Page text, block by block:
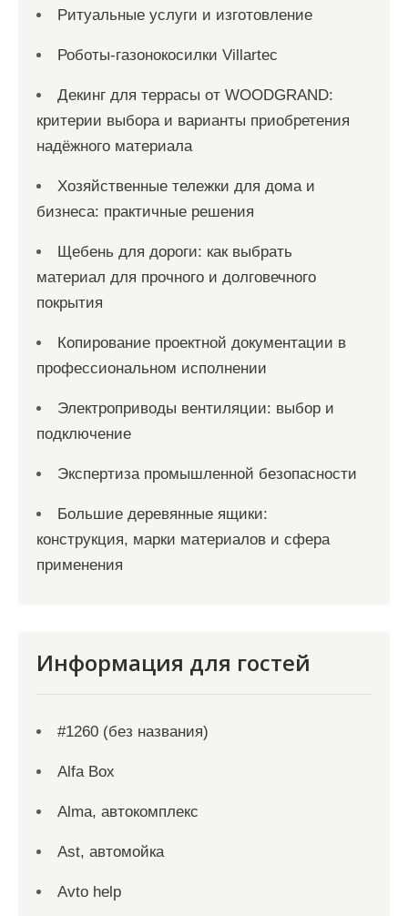
Ритуальные услуги и изготовление
Роботы-газонокосилки Villartec
Декинг для террасы от WOODGRAND:
критерии выбора и варианты приобретения
надёжного материала
Хозяйственные тележки для дома и
бизнеса: практичные решения
Щебень для дороги: как выбрать
материал для прочного и долговечного
покрытия
Копирование проектной документации в
профессиональном исполнении
Электроприводы вентиляции: выбор и
подключение
Экспертиза промышленной безопасности
Большие деревянные ящики:
конструкция, марки материалов и сфера
применения
Информация для гостей
#1260 (без названия)
Alfa Box
Alma, автокомплекс
Ast, автомойка
Avto help